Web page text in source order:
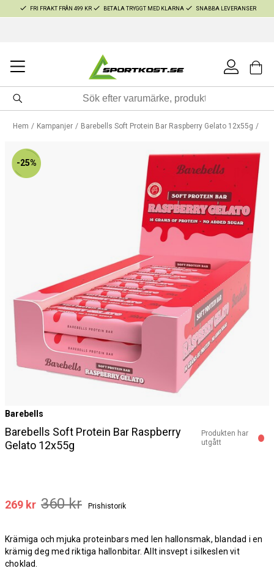
FRI FRAKT FRÅN 499 KR BETALA TRYGGT MED KLARNA SNABBA LEVERANSER
Hem Kampanjer Barebells Soft Protein Bar Raspberry Gelato 12x55g
-25%
Barebells
Barebells Soft Protein Bar Raspberry
Gelato 12x55g
Produkten har
utgått
269 kr 360 kr Prishistorik
Krämiga och mjuka proteinbars med len hallonsmak, blandad i en
krämig deg med riktiga hallonbitar. Allt insvept i silkeslen vit
choklad.